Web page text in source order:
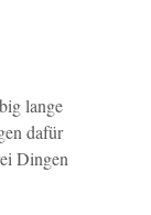
lange
dafür
Dingen